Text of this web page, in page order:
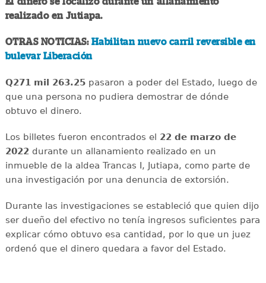
realizado en Jutiapa.
OTRAS NOTICIAS: Habilitan nuevo carril reversible en
bulevar Liberación
Q271 mil 263.25pasaron a poder del Estado, luego de
que una persona no pudiera demostrar de dónde
obtuvo el dinero.
Los billetes fueron encontrados el 22 de marzo de
2022durante un allanamiento realizado en un
inmueble de la aldea Trancas I, Jutiapa, como parte de
una investigación por una denuncia de extorsión.
Durante las investigaciones se estableció que quien dijo
ser dueño del efectivo no tenía ingresos suficientes para
explicar cómo obtuvo esa cantidad, por lo que un juez
ordenó que el dinero quedara a favor del Estado.